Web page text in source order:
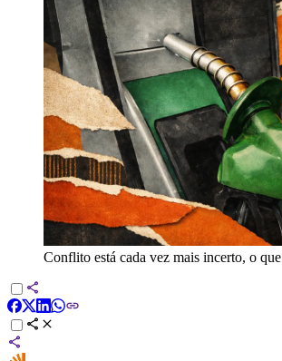
Conflito está cada vez mais incerto, o